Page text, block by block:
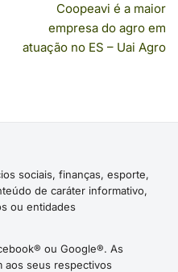
Coopeavi é a maior
empresa do agro em
atuação no ES – Uai Agro
sociais, finanças, esporte,
de caráter informativo,
ou entidades
ou Google®. As
aos seus respectivos